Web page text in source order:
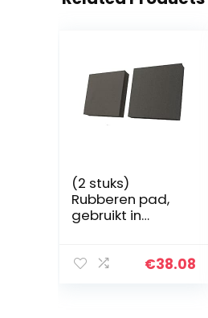
(2 stuks)
Rubberen pad,
gebruikt in
100x100x15mm
€38.08